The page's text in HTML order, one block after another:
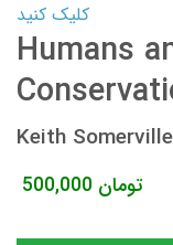
کلیک کنید
Humans
Keith
500,000 تومان